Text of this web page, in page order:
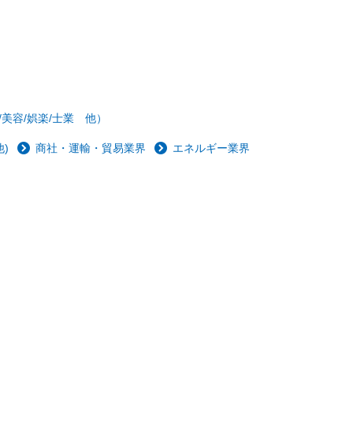
容/娯楽/士業 他）
) 商社・運輸・貿易業界 エネルギー業界